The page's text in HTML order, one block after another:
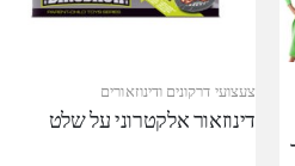
צעצועי דרקונים ודינוזאורים
דינוזאור אלקטרוני על שלט